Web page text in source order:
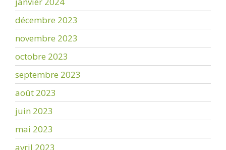
décembre 2023
novembre 2023
octobre 2023
septembre 2023
août 2023
juin 2023
mai 2023
avril 2023